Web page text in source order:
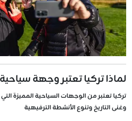
لماذا تركيا تعتبر وجهة
تركيا تعتبر من الوجهات السياحية المميزة
وغنى التاريخ وتنوع الأنشطة الترفيهية